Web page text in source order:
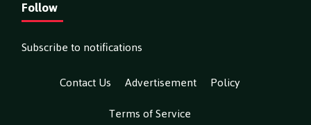
Follow
Subscribe to notifications
Contact Us
Advertisement
Policy
Terms of Service